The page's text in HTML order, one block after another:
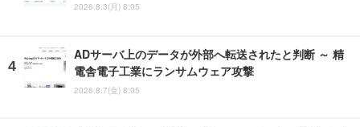
2026.8.3(月) 8:05
ADサーバ上のデータが外部へ転送されたと判断 ～ 精
電舎電子工業にランサムウェア攻撃
2026.8.7(金) 8:05